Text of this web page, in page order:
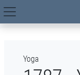
Zum Hauptinhalt
Hauptnavigation
Yoga